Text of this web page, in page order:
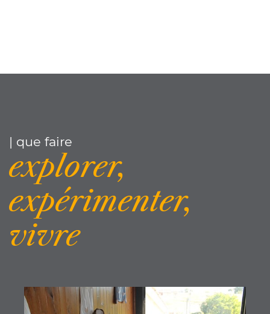
| que faire
explorer,
expérimenter,
vivre